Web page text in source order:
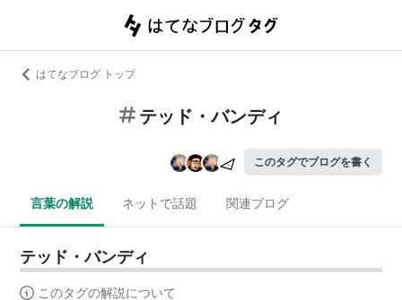
はてなブログ トップ
テッド・バンディ
このタグでブログを書く
言葉の解説 ネットで話題 関連ブログ
テッド・バンディ
このタグの解説について